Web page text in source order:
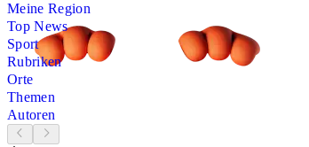
Meine Region
Top News
Sport
Rubriken
Orte
Themen
Autoren